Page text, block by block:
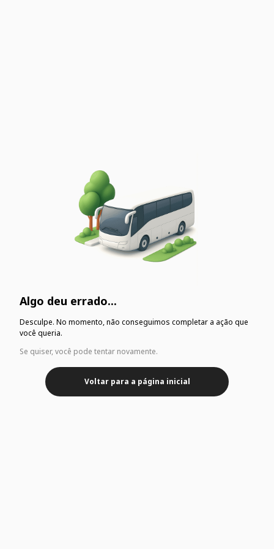
Algo deu errado...
Desculpe. No momento, não conseguimos completar a ação que
você queria.
Se quiser, você pode tentar novamente.
Voltar para a página inicial